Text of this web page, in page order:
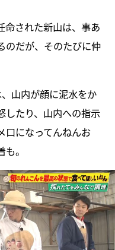
命された新山は、事あ
のだが、そのたびに仲
山内が顔に泥水をか
したり、山内への指示
口になってんねんお
。